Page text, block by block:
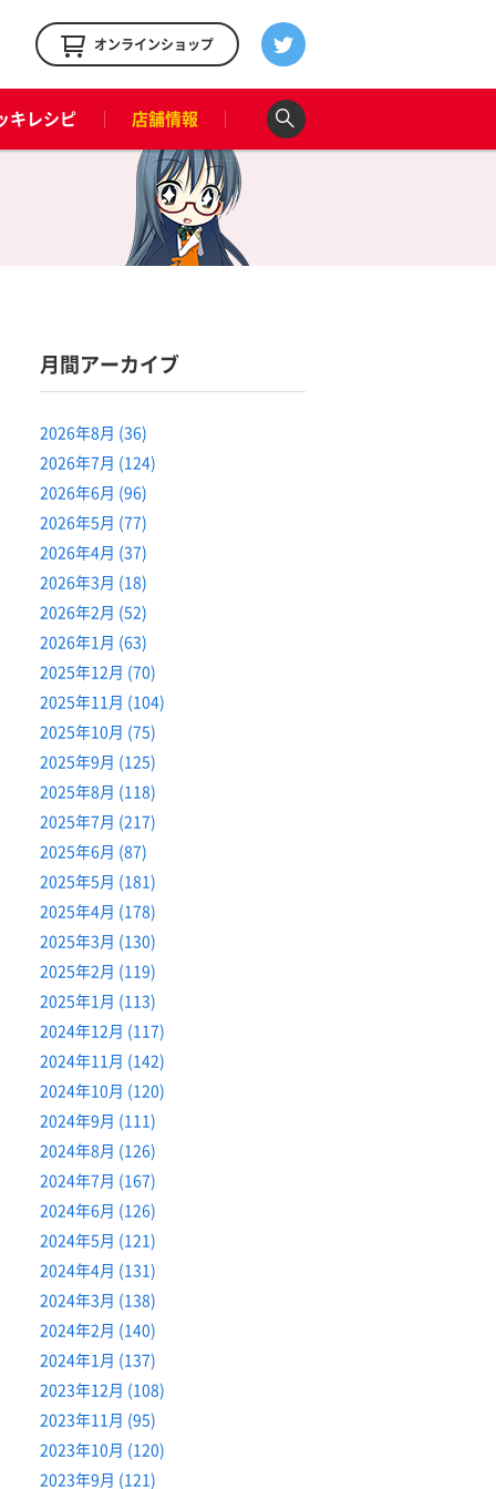
オンラインショップ
キレシピ 店舗情報
月間アーカイブ
2026年8月 (36)
2026年7月 (124)
2026年6月 (96)
2026年5月 (77)
2026年4月 (37)
2026年3月 (18)
2026年2月 (52)
2026年1月 (63)
2025年12月 (70)
2025年11月 (104)
2025年10月 (75)
2025年9月 (125)
2025年8月 (118)
2025年7月 (217)
2025年6月 (87)
2025年5月 (181)
2025年4月 (178)
2025年3月 (130)
2025年2月 (119)
2025年1月 (113)
2024年12月 (117)
2024年11月 (142)
2024年10月 (120)
2024年9月 (111)
2024年8月 (126)
2024年7月 (167)
2024年6月 (126)
2024年5月 (121)
2024年4月 (131)
2024年3月 (138)
2024年2月 (140)
2024年1月 (137)
2023年12月 (108)
2023年11月 (95)
2023年10月 (120)
2023年9月 (121)